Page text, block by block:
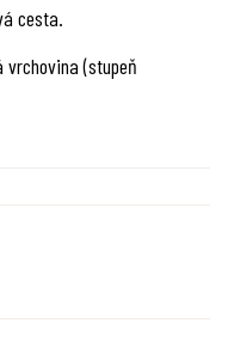
cesta.
vrchovina (stupeň